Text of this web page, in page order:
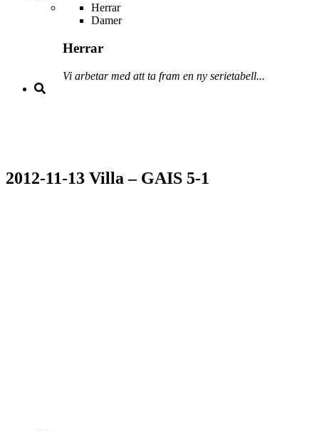
Herrar
Damer
Herrar
Vi arbetar med att ta fram en ny serietabell...
2012-11-13 Villa – GAIS 5-1